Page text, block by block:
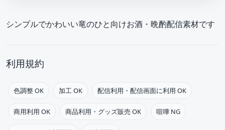
シンプルでかわいい竜のひと向けお酒・晩酌配信素材です
利用規約
色調整 OK 加工 OK 配信利用・配信画面に利用 OK
商用利用 OK 商品利用・グッズ販売 OK 喧嘩 NG